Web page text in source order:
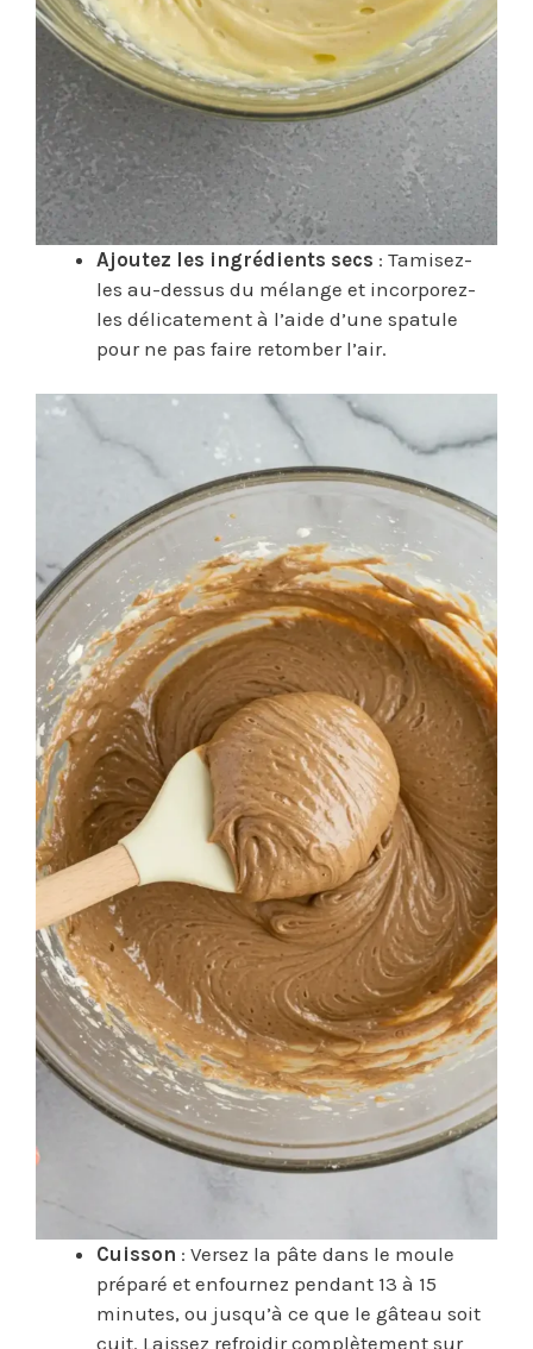
Ajoutez les ingrédients secs : Tamisez-
les au-dessus du mélange et incorporez-
les délicatement à l’aide d’une spatule
pour ne pas faire retomber l’air.
Cuisson : Versez la pâte dans le moule
préparé et enfournez pendant 13 à 15
minutes, ou jusqu’à ce que le gâteau soit
cuit. Laissez refroidir complètement sur